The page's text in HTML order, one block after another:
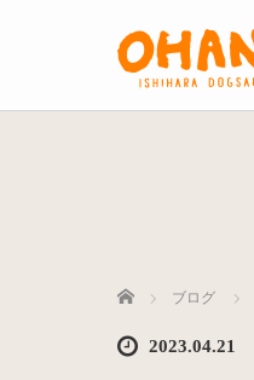
ホーム ブログ
2023.04.21